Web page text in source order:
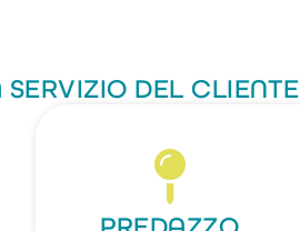
DEL CLIENTE